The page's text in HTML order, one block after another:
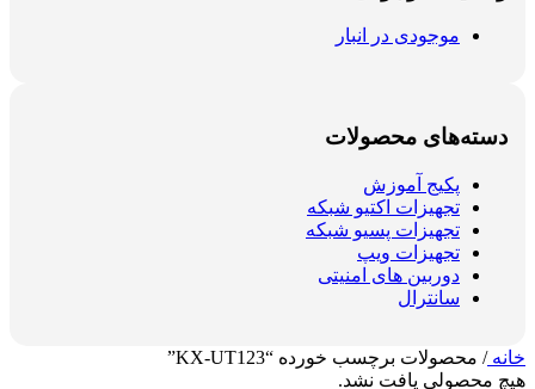
موجودی در انبار
دسته‌های محصولات
پکیج آموزش
تجهیزات اکتیو شبکه
تجهیزات پسیو شبکه
تجهیزات ویپ
دوربین های امنیتی
سانترال
خانه/ محصولات برچسب خورده “KX-UT123”
هیچ محصولی یافت نشد.